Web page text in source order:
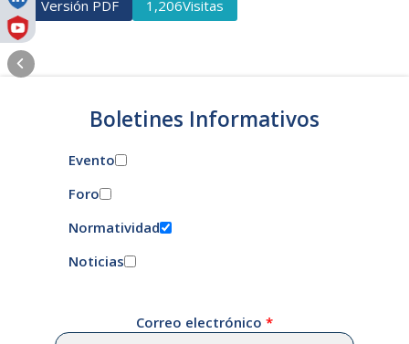
Versión PDF 1,206Visitas
Boletines Informativos
Evento
Foro
Normatividad
Noticias
Correo electrónico